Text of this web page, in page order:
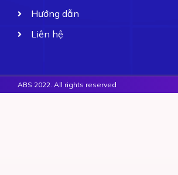
Hướng dẫn
Liên hệ
ABS 2022. All rights reserved